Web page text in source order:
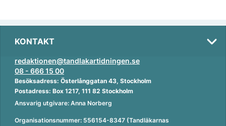
KONTAKT
redaktionen@tandlakartidningen.se
08 - 666 15 00
Besöksadress: Österlånggatan 43, Stockholm
Postadress: Box 1217, 111 82 Stockholm
Ansvarig utgivare: Anna Norberg
Organisationsnummer: 556154-8347 (Tandläkarnas